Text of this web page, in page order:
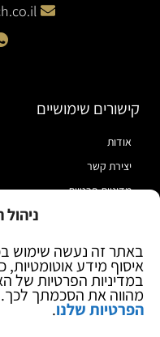
באתר זה נעשה שימוש
איסוף מידע אוטומטיות,
במדיניות הפרטיות
מהווה את הסכמתך לכך.
הפרטיות שלנו.
קישורים שימושיים
אודות
יצירת קשר
מדיניות פרטיות
בלוג